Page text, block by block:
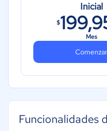
Inicial
$
Mes
Comenzar
Funcionalidades